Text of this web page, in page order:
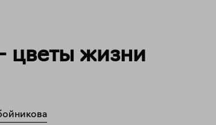
цветы жизни